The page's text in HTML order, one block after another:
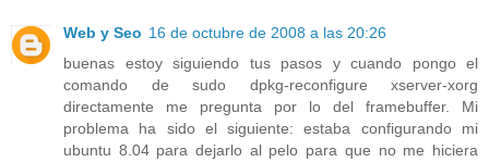
Web y Seo 16 de octubre de 2008 a las 20:26
buenas estoy siguiendo tus pasos y cuando pongo el
comando de sudo dpkg-reconfigure xserver-xorg
directamente me pregunta por lo del framebuffer. Mi
problema ha sido el siguiente: estaba configurando mi
ubuntu 8.04 para dejarlo al pelo para que no me hiciera